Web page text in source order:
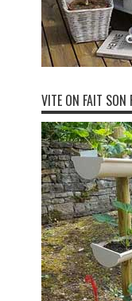
VITE ON FAIT SON